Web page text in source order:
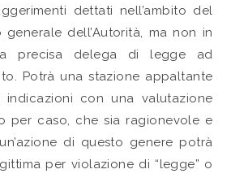
dettati nell’ambito del
dell’Autorità, ma non in
precisa delega di legge ad
Potrà una stazione appaltante
indicazioni con una valutazione
per caso, che sia ragionevole e
di questo genere potrà
per violazione di “legge” o